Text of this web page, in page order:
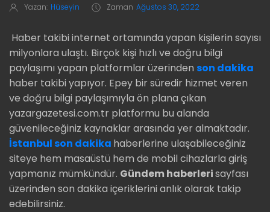
Yazan: Hüseyin Zaman Ağustos 30, 2022
Haber takibi internet ortamında yapan kişilerin sayısı
milyonlara ulaştı. Birçok kişi hızlı ve doğru bilgi
paylaşımı yapan platformlar üzerinden son dakika
haber takibi yapıyor. Epey bir süredir hizmet veren
ve doğru bilgi paylaşımıyla ön plana çıkan
yazargazetesi.com.tr platformu bu alanda
güvenileceğiniz kaynaklar arasında yer almaktadır.
İstanbul son dakika haberlerine ulaşabileceğiniz
siteye hem masaüstü hem de mobil cihazlarla giriş
yapmanız mümkündür. Gündem haberlerisayfası
üzerinden son dakika içeriklerini anlık olarak takip
edebilirsiniz.